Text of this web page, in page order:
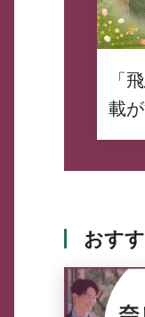
「
載
おす